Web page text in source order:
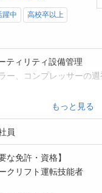
躍中
高校卒以上
ティリティ設備管理
ー、コンプレッサーの
ラー、コンプレッサー、
ー、コンプレッサー、
LNG受け
作業・ユーティリティ設備
物対応
もっと見る
員
な免許・資格】
クリフト運転技能者